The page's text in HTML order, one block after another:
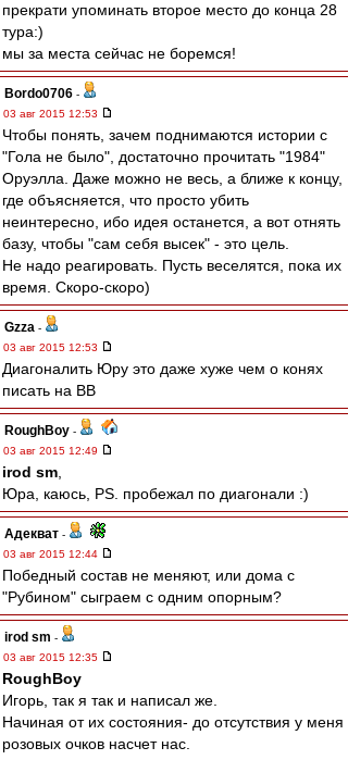
прекрати упоминать второе место до конца 28
тура:)
мы за места сейчас не боремся!
Bordo0706 -
03 авг 2015 12:53
Чтобы понять, зачем поднимаются истории с
"Гола не было", достаточно прочитать "1984"
Оруэлла. Даже можно не весь, а ближе к концу,
где объясняется, что просто убить
неинтересно, ибо идея останется, а вот отнять
базу, чтобы "сам себя высек" - это цель.
Не надо реагировать. Пусть веселятся, пока их
время. Скоро-скоро)
Gzza -
03 авг 2015 12:53
Диагоналить Юру это даже хуже чем о конях
писать на ВВ
RoughBoy -
03 авг 2015 12:49
irod sm
Юра, каюсь, PS. пробежал по диагонали :)
Адекват -
03 авг 2015 12:44
Победный состав не меняют, или дома с
"Рубином" сыграем с одним опорным?
irod sm -
03 авг 2015 12:35
RoughBoy
Игорь, так я так и написал же.
Начиная от их состояния- до отсутствия у меня
розовых очков насчет нас.